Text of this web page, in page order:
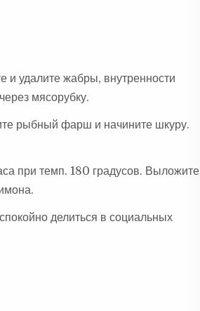
и удалите жабры, внутренности
мясорубку.
рыбный фарш и начините шкуру.
при темп. 180 градусов. Выложите
делиться в социальных